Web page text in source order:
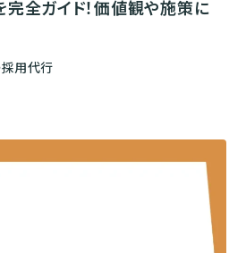
全ガイド！価値観や施策に
採用代行